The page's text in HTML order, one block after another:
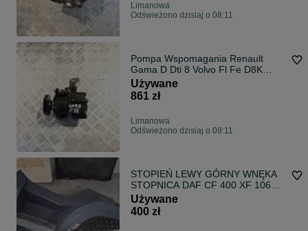
Limanowa
Odświeżono dzisiaj o 08:11
Pompa Wspomagania Renault
Gama D Dti 8 Volvo Fl Fe D8K
7685974607
Używane
861 zł
Limanowa
Odświeżono dzisiaj o 08:11
STOPIEŃ LEWY GÓRNY WNĘKA
STOPNICA DAF CF 400 XF 106
EURO 6
Używane
400 zł